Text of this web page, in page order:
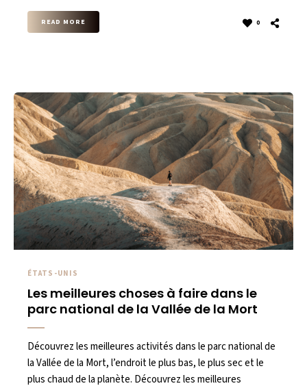
READ MORE 0
ÉTATS-UNIS
Les meilleures choses à faire dans le
parc national de la Vallée de la Mort
Découvrez les meilleures activités dans le parc national de
la Vallée de la Mort, l’endroit le plus bas, le plus sec et le
plus chaud de la planète. Découvrez les meilleures